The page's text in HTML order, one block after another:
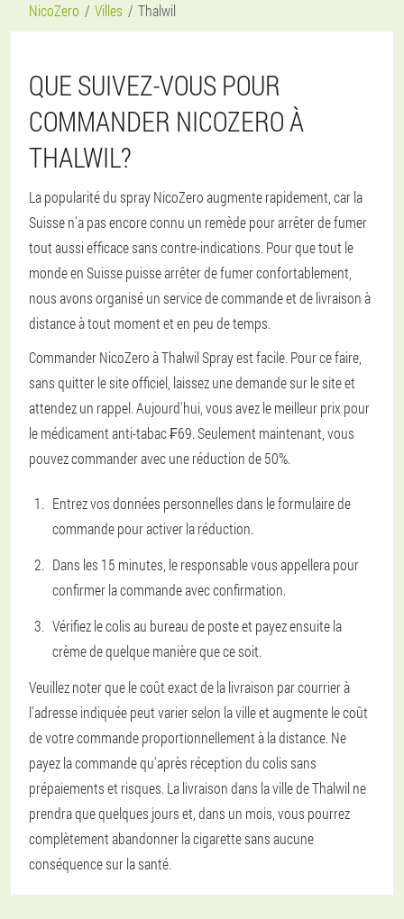
NicoZero Villes Thalwil
QUE SUIVEZ-VOUS POUR
COMMANDER NICOZERO À
THALWIL?
La popularité du spray NicoZero augmente rapidement, car la
Suisse n'a pas encore connu un remède pour arrêter de fumer
tout aussi efficace sans contre-indications. Pour que tout le
monde en Suisse puisse arrêter de fumer confortablement,
nous avons organisé un service de commande et de livraison à
distance à tout moment et en peu de temps.
Commander NicoZero à Thalwil Spray est facile. Pour ce faire,
sans quitter le site officiel, laissez une demande sur le site et
attendez un rappel. Aujourd'hui, vous avez le meilleur prix pour
le médicament anti-tabac ₣69. Seulement maintenant, vous
pouvez commander avec une réduction de 50%.
Entrez vos données personnelles dans le formulaire de
commande pour activer la réduction.
Dans les 15 minutes, le responsable vous appellera pour
confirmer la commande avec confirmation.
Vérifiez le colis au bureau de poste et payez ensuite la
crème de quelque manière que ce soit.
Veuillez noter que le coût exact de la livraison par courrier à
l'adresse indiquée peut varier selon la ville et augmente le coût
de votre commande proportionnellement à la distance. Ne
payez la commande qu'après réception du colis sans
prépaiements et risques. La livraison dans la ville de Thalwil ne
prendra que quelques jours et, dans un mois, vous pourrez
complètement abandonner la cigarette sans aucune
conséquence sur la santé.